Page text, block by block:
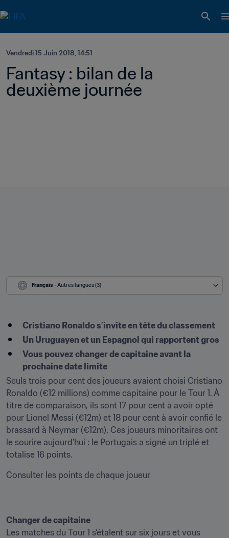
Vendredi 15 Juin 2018, 14:51
Fantasy : bilan de la
deuxième journée
Français - Autres langues (3)
Cristiano Ronaldo s’invite en tête du classement
Un Uruguayen et un Espagnol qui rapportent gros
Vous pouvez changer de capitaine avant la
prochaine date limite
Seuls trois pour cent des joueurs avaient choisi Cristiano
Ronaldo (€12 millions) comme capitaine pour le Tour 1. À
titre de comparaison, ils sont 17 pour cent à avoir opté
pour Lionel Messi (€12m) et 18 pour cent à avoir confié le
brassard à Neymar (€12m). Ces joueurs minoritaires ont
le sourire aujourd’hui : le Portugais a signé un triplé et
totalise 16 points.
Consulter les points de chaque joueur
Changer de capitaine
Les matches du Tour 1 s'étalent sur six jours et vous